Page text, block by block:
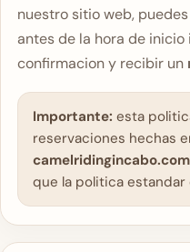
nuestro sitio web,
antes de la hora de
confirmacion y recibir un
Importante: esta
reservaciones hechas
camelridingincabo.com
que la politica